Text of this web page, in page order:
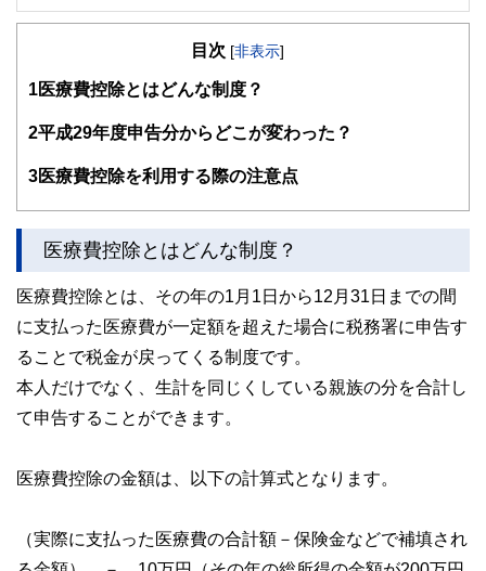
大学卒業後、情報システム会社で金融系SE（システムエン
得、FPとして独立。「ライフプランニング」をツールに教
とが得意です。
目次 [非表示]
1医療費控除とはどんな制度？
2平成29年度申告分からどこが変わった？
3医療費控除を利用する際の注意点
医療費控除とはどんな制度？
医療費控除とは、その年の1月1日から12月31日までの間
に支払った医療費が一定額を超えた場合に税務署に申告す
ることで税金が戻ってくる制度です。
本人だけでなく、生計を同じくしている親族の分を合計し
て申告することができます。
医療費控除の金額は、以下の計算式となります。
（実際に支払った医療費の合計額－保険金などで補填され